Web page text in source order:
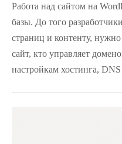
Работа над сайтом на
базы. До того
страниц и контенту, нужно
сайт, кто управляет
настройкам хостинга,